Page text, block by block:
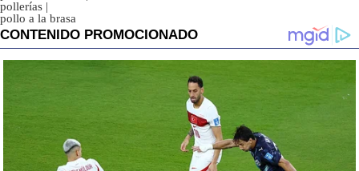
pollerías |
pollo a la brasa